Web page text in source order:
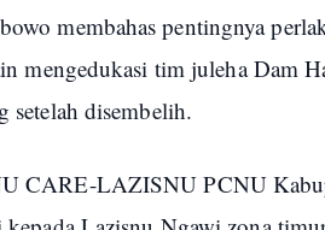
membahas pentingnya
mengedukasi tim juleha Dam
setelah disembelih.
CARE-LAZISNU PCNU